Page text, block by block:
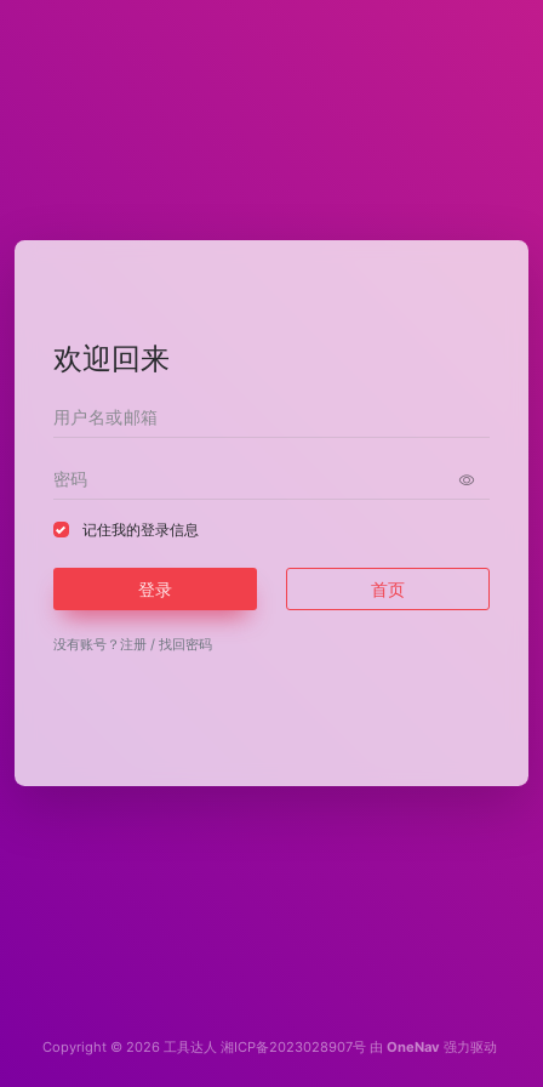
欢迎回来
记住我的登录信息
登录 首页
没有账号？ 注册 / 找回密码
Copyright © 2026 工具达人 湘ICP备2023028907号 由 OneNav 强力驱动